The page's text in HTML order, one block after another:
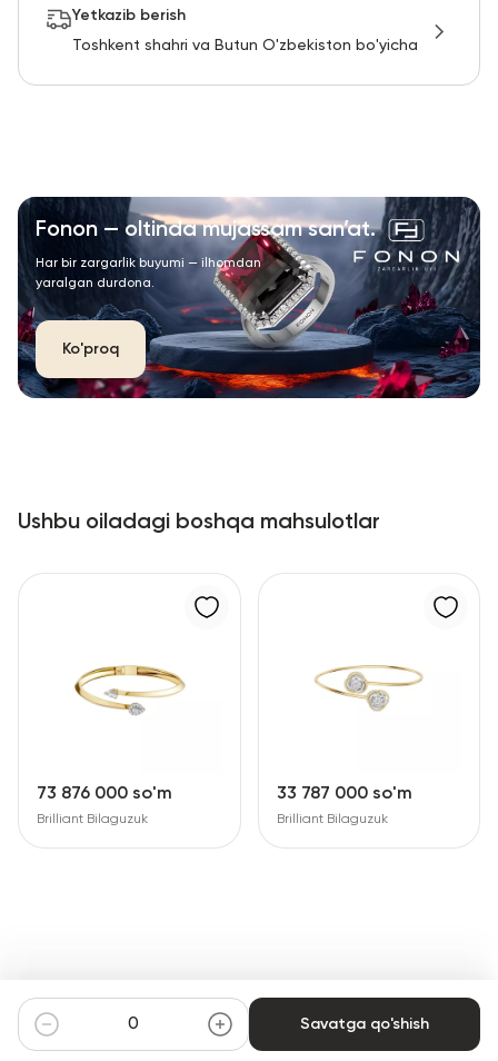
Yetkazib berish
Toshkent shahri va Butun O'zbekiston bo'yicha
Savatga qo'shish
Fonon — oltinda mujassam san’at.
Har bir zargarlik buyumi — ilhomdan
yaralgan durdona.
Ko'proq
Ushbu oiladagi boshqa mahsulotlar
73 876 000 so'm
Brilliant Bilaguzuk
33 787 000 so'm
Brilliant Bilaguzuk